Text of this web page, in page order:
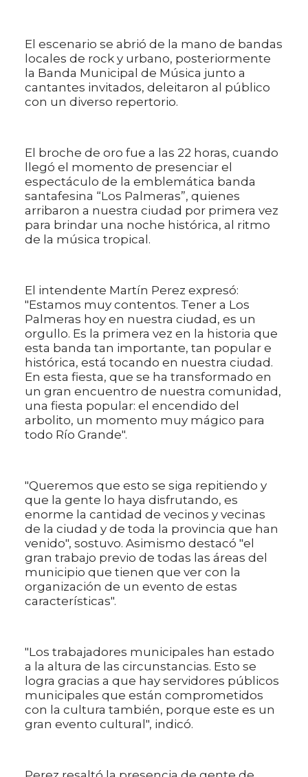
El escenario se abrió de la mano de bandas
locales de rock y urbano, posteriormente
la Banda Municipal de Música junto a
cantantes invitados, deleitaron al público
con un diverso repertorio.
El broche de oro fue a las 22 horas, cuando
llegó el momento de presenciar el
espectáculo de la emblemática banda
santafesina “Los Palmeras”, quienes
arribaron a nuestra ciudad por primera vez
para brindar una noche histórica, al ritmo
de la música tropical.
El intendente Martín Perez expresó:
"Estamos muy contentos. Tener a Los
Palmeras hoy en nuestra ciudad, es un
orgullo. Es la primera vez en la historia que
esta banda tan importante, tan popular e
histórica, está tocando en nuestra ciudad.
En esta fiesta, que se ha transformado en
un gran encuentro de nuestra comunidad,
una fiesta popular: el encendido del
arbolito, un momento muy mágico para
todo Río Grande".
"Queremos que esto se siga repitiendo y
que la gente lo haya disfrutando, es
enorme la cantidad de vecinos y vecinas
de la ciudad y de toda la provincia que han
venido", sostuvo. Asimismo destacó "el
gran trabajo previo de todas las áreas del
municipio que tienen que ver con la
organización de un evento de estas
características".
"Los trabajadores municipales han estado
a la altura de las circunstancias. Esto se
logra gracias a que hay servidores públicos
municipales que están comprometidos
con la cultura también, porque este es un
gran evento cultural", indicó.